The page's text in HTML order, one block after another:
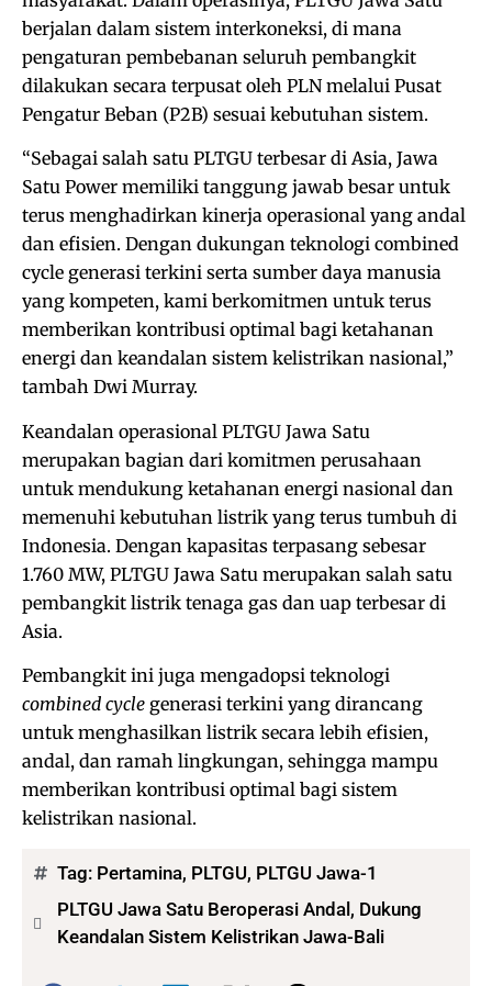
berjalan dalam sistem interkoneksi, di mana
pengaturan pembebanan seluruh pembangkit
dilakukan secara terpusat oleh PLN melalui Pusat
Pengatur Beban (P2B) sesuai kebutuhan sistem.
“Sebagai salah satu PLTGU terbesar di Asia, Jawa
Satu Power memiliki tanggung jawab besar untuk
terus menghadirkan kinerja operasional yang andal
dan efisien. Dengan dukungan teknologi combined
cycle generasi terkini serta sumber daya manusia
yang kompeten, kami berkomitmen untuk terus
memberikan kontribusi optimal bagi ketahanan
energi dan keandalan sistem kelistrikan nasional,”
tambah Dwi Murray.
Keandalan operasional PLTGU Jawa Satu
merupakan bagian dari komitmen perusahaan
untuk mendukung ketahanan energi nasional dan
memenuhi kebutuhan listrik yang terus tumbuh di
Indonesia. Dengan kapasitas terpasang sebesar
1.760 MW, PLTGU Jawa Satu merupakan salah satu
pembangkit listrik tenaga gas dan uap terbesar di
Asia.
Pembangkit ini juga mengadopsi teknologi
combined cycle generasi terkini yang dirancang
untuk menghasilkan listrik secara lebih efisien,
andal, dan ramah lingkungan, sehingga mampu
memberikan kontribusi optimal bagi sistem
kelistrikan nasional.
Tag: Pertamina, PLTGU, PLTGU Jawa-1
PLTGU Jawa Satu Beroperasi Andal, Dukung
Keandalan Sistem Kelistrikan Jawa-Bali
Bagikan: